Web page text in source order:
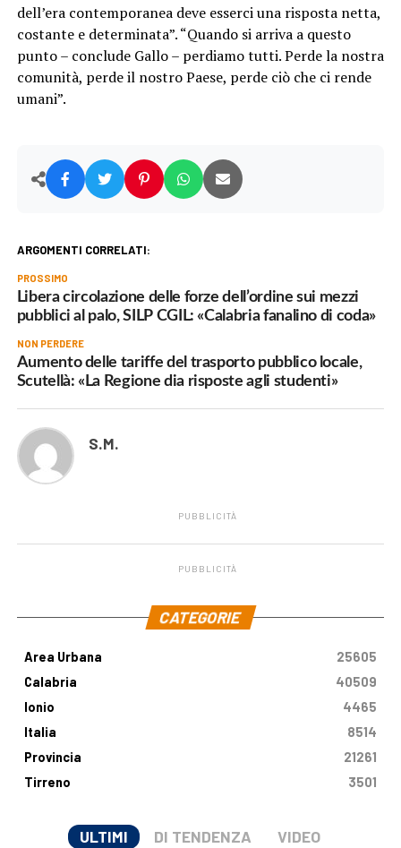
dell’era contemporanea deve esserci una risposta netta,
costante e determinata”. “Quando si arriva a questo
punto – conclude Gallo – perdiamo tutti. Perde la nostra
comunità, perde il nostro Paese, perde ciò che ci rende
umani”.
ARGOMENTI CORRELATI:
PROSSIMO
Libera circolazione delle forze dell’ordine sui mezzi
pubblici al palo, SILP CGIL: «Calabria fanalino di coda»
NON PERDERE
Aumento delle tariffe del trasporto pubblico locale,
Scutellà: «La Regione dia risposte agli studenti»
S.M.
PUBBLICITÀ
PUBBLICITÀ
CATEGORIE
Area Urbana
25605
Calabria
40509
Ionio
4465
Italia
8514
Provincia
21261
Tirreno
3501
ULTIMI DI TENDENZA VIDEO